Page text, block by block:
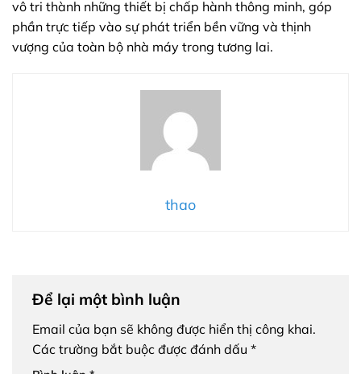
vô tri thành những thiết bị chấp hành thông minh, góp
phần trực tiếp vào sự phát triển bền vững và thịnh
vượng của toàn bộ nhà máy trong tương lai.
thao
Để lại một bình luận
Email của bạn sẽ không được hiển thị công khai.
Các trường bắt buộc được đánh dấu *